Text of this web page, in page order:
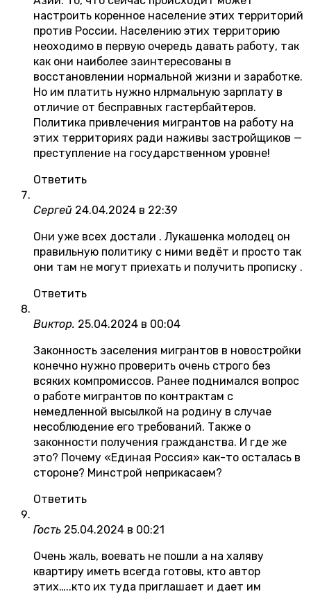
настроить коренное население этих территорий
против России. Населению этих территорию
неоходимо в первую очередь давать работу, так
как они наиболее заинтересованы в
восстановлении нормальной жизни и заработке.
Но им платить нужно нлрмальную зарплату в
отличие от бесправных гастербайтеров.
Политика привлечения мигрантов на работу на
этих территориях ради наживы застройщиков —
преступление на государственном уровне!
Ответить
Сергей 24.04.2024 в 22:39
Они уже всех достали . Лукашенка молодец он
правильную политику с ними ведёт и просто так
они там не могут приехать и получить прописку .
Ответить
Виктор. 25.04.2024 в 00:04
Законность заселения мигрантов в новостройки
конечно нужно проверить очень строго без
всяких компромиссов. Ранее поднимался вопрос
о работе мигрантов по контрактам с
немедленной высылкой на родину в случае
несоблюдение его требований. Также о
законности получения гражданства. И где же
это? Почему «Единая Россия» как-то осталась в
стороне? Минстрой неприкасаем?
Ответить
Гость 25.04.2024 в 00:21
Очень жаль, воевать не пошли а на халяву
квартиру иметь всегда готовы, кто автор
этих…..кто их туда приглашает и дает им